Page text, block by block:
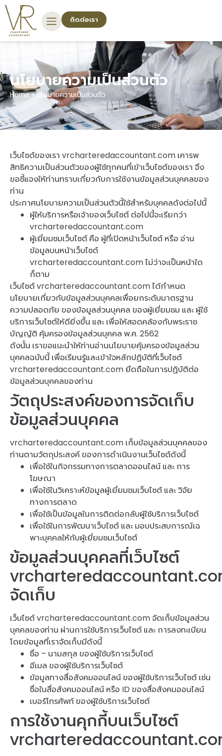
ติดต่อเรา
นโยบายความเป็นส่วนตัว
Home»นโยบายความเป็นส่วนตัว
เว็บไซต์ของเรา vrcharteredaccountant.com เคารพ
สิทธิความเป็นส่วนตัวของผู้ใช้ทุกคนที่เข้าเว็บไซต์ของเรา จึง
ขอชี้แจงให้ท่านทราบเกี่ยวกับการใช้งานข้อมูลส่วนบุคคลของ
ท่าน
ประกาศนโยบายความเป็นส่วนตัวนี้ใช้สำหรับบุคคลดังต่อไปนี้
ผู้ให้บริการหรือเจ้าของเว็บไซต์ ต่อไปนี้จะเรียกว่า
vrcharteredaccountant.com
ผู้เยี่ยมชมเว็บไซต์ คือ ผู้ที่เปิดหน้าเว็บไซต์ หรือ อ่าน
ข้อมูลบนหน้าเว็บไซต์
vrcharteredaccountant.com ไม่ว่าจะเป็นหน้าใด
ก็ตาม
เว็บไซต์ vrcharteredaccountant.com ได้กำหนด
นโยบายเกี่ยวกับข้อมูลส่วนบุคคลเพื่อยกระดับมาตรฐาน
ความปลอดภัย ของข้อมูลส่วนบุคคล ของผู้เยี่ยมชม และ ผู้ใช้
บริการเว็บไซต์ให้ดียิ่งขึ้น และ เพื่อให้สอดคล้องกับพระราช
บัญญัติ คุ้มครองข้อมูลส่วนบุคคล พ.ศ. 2562
ดังนั้น เราขอแนะนำให้ท่านอ่านนโยบายคุ้มครองข้อมูลส่วน
บุคคลฉบับนี้ เพื่อเรียนรู้และเข้าใจหลักปฏิบัติที่เว็บไซต์
vrcharteredaccountant.com ยึดถือในการปฏิบัติต่อ
ข้อมูลส่วนบุคคลของท่าน
วัตถุประสงค์ของการจัดเก็บ
ข้อมูลส่วนบุคคล
vrcharteredaccountant.com เก็บข้อมูลส่วนบุคคลของ
ท่านตามวัตถุประสงค์ ของการดำเนินงานเว็บไซต์ดังนี้
เพื่อใช้ในกิจกรรมทางการตลาดออนไลน์ และ การ
โฆษณา
เพื่อใช้ในวิเคราะห์ข้อมูลผู้เยี่ยมชมเว็บไซต์ และ วิจัย
ทางการตลาด
เพื่อใช้เป็นข้อมูลในการติดต่อกลับผู้ใช้บริการเว็บไซต์
เพื่อใช้ในการพัฒนาเว็บไซต์ และ มอบประสบการณ์เฉ
พาะบุคคลใหักับผู้เยี่ยมชมเว็บไซต์
ข้อมูลส่วนบุคคลที่เว็บไซต์
จัดเก็บ
เว็บไซต์ vrcharteredaccountant.com จัดเก็บข้อมูลส่วน
บุคคลของท่าน ผ่านการใช้บริการเว็บไซต์ และ การลงทะเบียน
โดยข้อมูลที่เราจัดเก็บมีดังนี้
ชื่อ – นามสกุล ของผู้ใช้บริการเว็บไซต์
อีเมล ของผู้ใช้บริการเว็บไซต์
ข้อมูลทางสื่อสังคมออนไลน์ ของผู้ใช้บริการเว็บไซต์ เช่น
ชื่อในสื่อสังคมออนไลน์ หรือ ID ของสื่อสังคมออนไลน์
เบอร์โทรศัพท์ ของผู้ใช้บริการเว็บไซต์
การใช้งานคุกกี้บนเว็บไซต์